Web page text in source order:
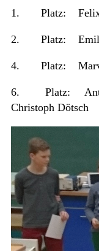
1. Platz: Felix
2. Platz: Emilia
4. Platz: Marvin
6. Platz: Anton
Christoph Dötsch